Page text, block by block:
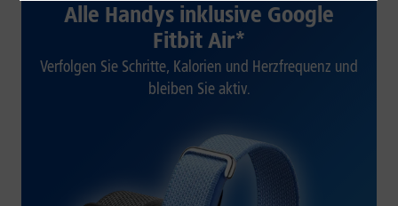
Alle Handys inklusive Google
Fitbit Air*
Verfolgen Sie Schritte, Kalorien und Herzfrequenz und
bleiben Sie aktiv.